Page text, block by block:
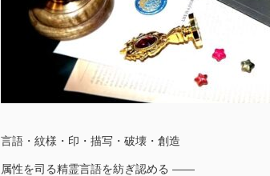
言語・紋様・印・描写・破壊・創造
属性を司る精霊言語を紡ぎ認める ――